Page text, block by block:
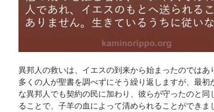
異邦人の救いは、イエスの到来から始まったのではあ
多くの人が聖書を調べずにそう繰り返しますが、最初
な異邦人でも契約の民に加わり、彼らが守ったのと同
ることで、子羊の血によって清められることができま